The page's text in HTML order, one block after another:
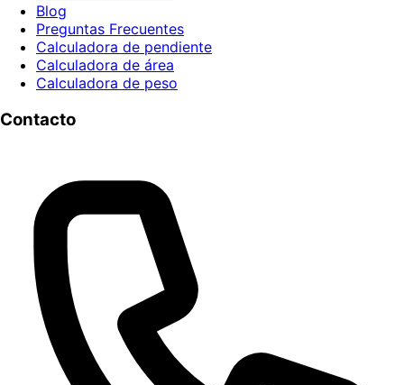
Blog
Preguntas Frecuentes
Calculadora de pendiente
Calculadora de área
Calculadora de peso
Contacto